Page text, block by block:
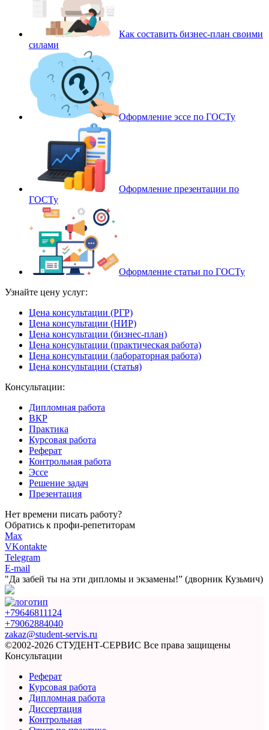
Как составить бизнес-план своими
силами
Оформление эссе по ГОСТу
Оформление презентации по
ГОСТу
Оформление статьи по ГОСТу
Узнайте цену услуг:
Цена консультации (РГР)
Цена консультации (НИР)
Цена консультации (бизнес-план)
Цена консультации (практическая работа)
Цена консультации (лабораторная работа)
Цена консультации (статья)
Консультации:
Дипломная работа
ВКР
Практика
Курсовая работа
Реферат
Контрольная работа
Эссе
Решение задач
Презентация
Нет времени писать работу?
Обратись к профи-репетиторам
Max
VKontakte
Telegram
E-mail
"Да забей ты на эти дипломы и экзамены!” (дворник Кузьмич)
+79646811124
+79062884040
zakaz@student-servis.ru
©2002-2026 СТУДЕНТ-СЕРВИС Все права защищены
Консультации
Реферат
Курсовая работа
Дипломная работа
Диссертация
Контрольная